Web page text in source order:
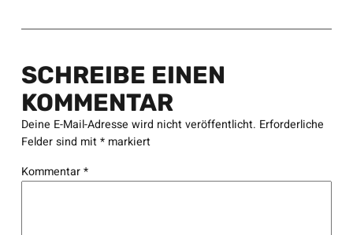
SCHREIBE EINEN
KOMMENTAR
Deine E-Mail-Adresse wird nicht veröffentlicht. Erforderliche
Felder sind mit*markiert
Kommentar*